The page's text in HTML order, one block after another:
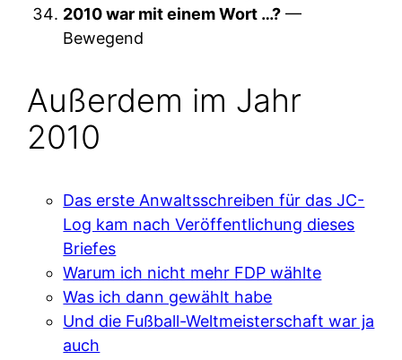
2010 war mit einem Wort …? —
Bewegend
Außerdem im Jahr
2010
Das erste Anwaltsschreiben für das JC-
Log kam nach Veröffentlichung dieses
Briefes
Warum ich nicht mehr FDP wählte
Was ich dann gewählt habe
Und die Fußball-Weltmeisterschaft war ja
auch